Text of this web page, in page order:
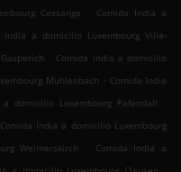
Cessange . Comida India a
India a domicilio Luxembourg Ville-
. Comida India a domicilio
Muhlenbach . Comida India
domicilio Luxembourg Pafendall
.
Comida India a domicilio Luxembourg
Weimerskirch .
Comida India a
.